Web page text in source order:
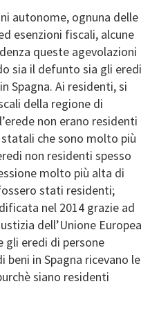
autonome, ognuna delle
esenzioni fiscali, alcune
queste agevolazioni
sia il defunto sia gli eredi
Spagna. Ai residenti, si
della regione di
non erano residenti
che sono molto più
non residenti spesso
molto più alta di
stati residenti;
nel 2014 grazie ad
dell’Unione Europea
gli eredi di persone
in Spagna ricevano le
siano residenti